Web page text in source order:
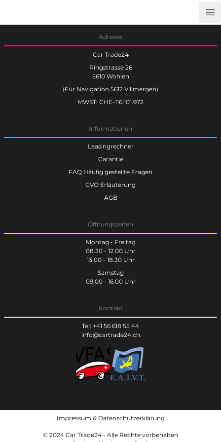
Adresse
Car Trade24
Ringstrasse 26
5610 Wohlen
(Für Navigation 5612 Villmergen)
MWST: CHE-116.101.972
Informationen
Leasingrechner
Garantie
FAQ Häufig gestellte Fragen
GVO Erläuterung
AGB
Öffnungszeiten
Montag - Freitag
08.30 - 12.00 Uhr
13.00 - 18.30 Uhr
Samstag
09.00 - 16.00 Uhr
Kontakt
Tel: +41 56 618 55 44
info@cartrade24.ch
Impressum & Datenschutzerklärung
© 2024 Car Trade24 - Alle Rechte vorbehalten